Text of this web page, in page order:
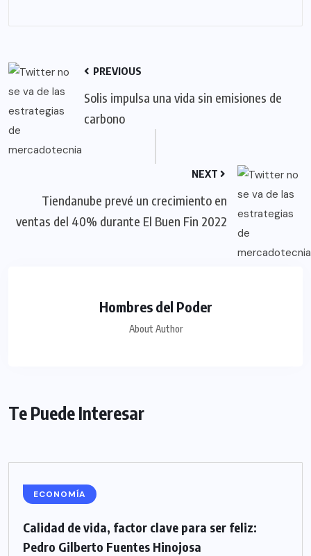
PREVIOUS
Solis impulsa una vida sin emisiones de
carbono
NEXT
Tiendanube prevé un crecimiento en
ventas del 40% durante El Buen Fin 2022
Hombres del Poder
About Author
Te Puede Interesar
ECONOMÍA
Calidad de vida, factor clave para ser feliz:
Pedro Gilberto Fuentes Hinojosa